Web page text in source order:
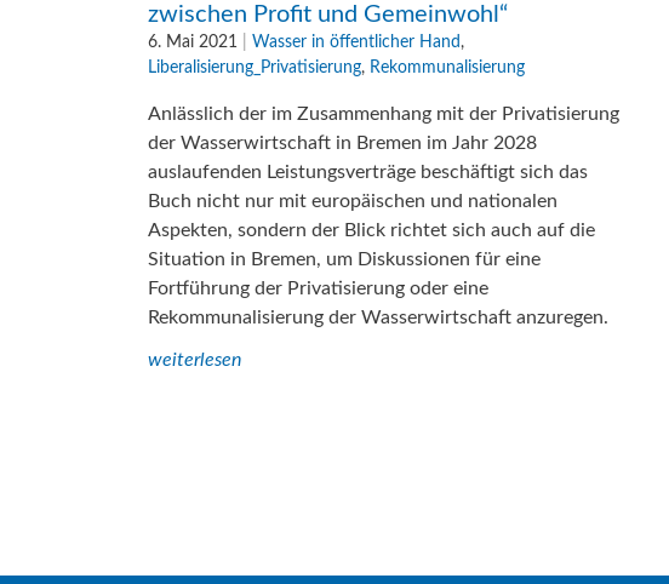
zwischen Profit und Gemeinwohl“
6. Mai 2021 Wasser in öffentlicher Hand ,
Liberalisierung_Privatisierung, Rekommunalisierung
Anlässlich der im Zusammenhang mit der Privatisierung
der Wasserwirtschaft in Bremen im Jahr 2028
auslaufenden Leistungsverträge beschäftigt sich das
Buch nicht nur mit europäischen und nationalen
Aspekten, sondern der Blick richtet sich auch auf die
Situation in Bremen, um Diskussionen für eine
Fortführung der Privatisierung oder eine
Rekommunalisierung der Wasserwirtschaft anzuregen.
weiterlesen